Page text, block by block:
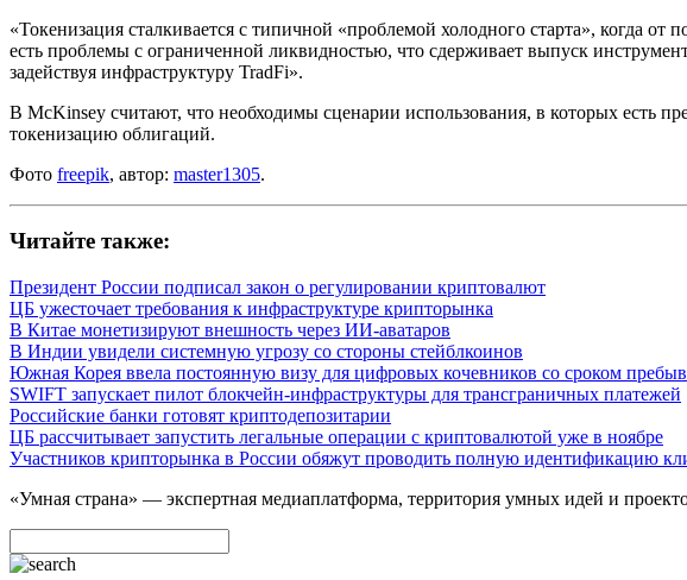
«Токенизация сталкивается с типичной «проблемой холодного старта», когда
есть проблемы с ограниченной ликвидностью, что сдерживает выпуск
задействуя инфраструктуру TradFi».
В McKinsey считают, что необходимы сценарии использования, в которых есть
токенизацию облигаций.
Фото freepik, автор: master1305.
Читайте также:
Президент России подписал закон о регулировании криптовалют
ЦБ ужесточает требования к инфраструктуре крипторынка
В Китае монетизируют внешность через ИИ-аватаров
В Индии увидели системную угрозу со стороны стейблкоинов
Южная Корея ввела постоянную визу для цифровых кочевников со сроком
SWIFT запускает пилот блокчейн-инфраструктуры для трансграничных платежей
Российские банки готовят криптодепозитарии
ЦБ рассчитывает запустить легальные операции с криптовалютой уже в ноябре
Участников крипторынка в России обяжут проводить полную идентификацию
«Умная страна» — экспертная медиаплатформа, территория умных идей и